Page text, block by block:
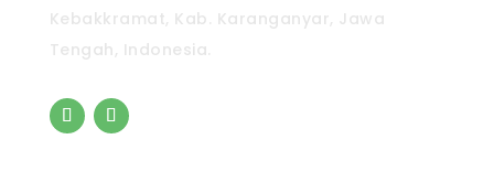
Kebakkramat, Kab. Karanganyar, Jawa
Tengah, Indonesia.